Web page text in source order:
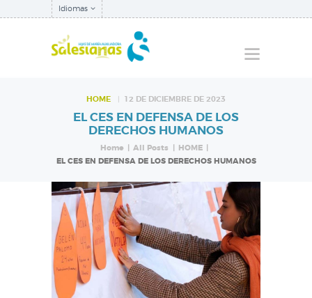
Idiomas
HOME 12 DE DICIEMBRE DE 2023
EL CES EN DEFENSA DE LOS
DERECHOS HUMANOS
Home All Posts
HOME
EL CES EN DEFENSA DE LOS DERECHOS HUMANOS
QUIÉNES SOMOS
NUESTRA
INSPECTORÍA
QUÉ HACEMOS
NOTICIAS